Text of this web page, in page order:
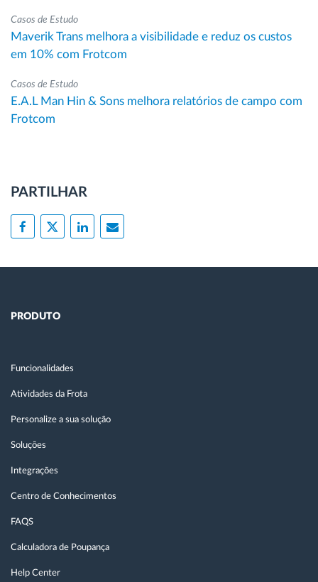
Casos de Estudo
Maverik Trans melhora a visibilidade e reduz os custos
em 10% com Frotcom
Casos de Estudo
E.A.L Man Hin & Sons melhora relatórios de campo com
Frotcom
PARTILHAR
PRODUTO
Funcionalidades
Atividades da Frota
Personalize a sua solução
Soluções
Integrações
Centro de Conhecimentos
FAQS
Calculadora de Poupança
Help Center